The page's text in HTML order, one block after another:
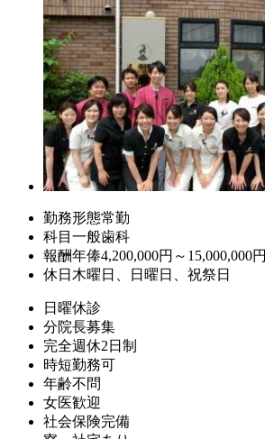
勤務形態常勤
科目 一般歯科
報酬年俸4,200,000円～15,000,000円
休日 木曜日、日曜日、祝祭日
日曜休診
分院長募集
完全週休2日制
時短勤務可
年齢不問
女医歓迎
社会保険完備